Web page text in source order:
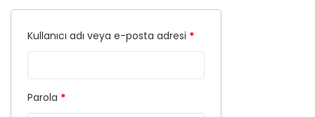
Kullanıcı adı veya e-posta adresi *
Parola *